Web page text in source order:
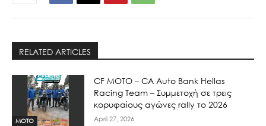
RELATED ARTICLES
MOTO
CF MOTO – CA Auto Bank Hellas
Racing Team – Συμμετοχή σε τρεις
κορυφαίους αγώνες rally το 2026
April 27, 2026